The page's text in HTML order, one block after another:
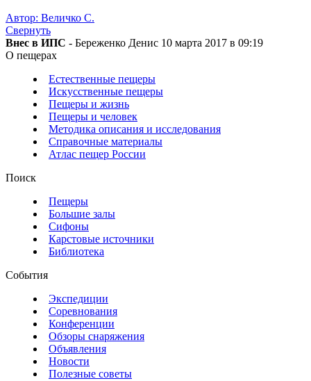
Автор: Величко С.
Свернуть
Внес в ИПС - Береженко Денис 10 марта 2017 в 09:19
О пещерах
Естественные пещеры
Искусственные пещеры
Пещеры и жизнь
Пещеры и человек
Методика описания и исследования
Справочные материалы
Атлас пещер России
Поиск
Пещеры
Большие залы
Сифоны
Карстовые источники
Библиотека
События
Экспедиции
Соревнования
Конференции
Обзоры снаряжения
Объявления
Новости
Полезные советы